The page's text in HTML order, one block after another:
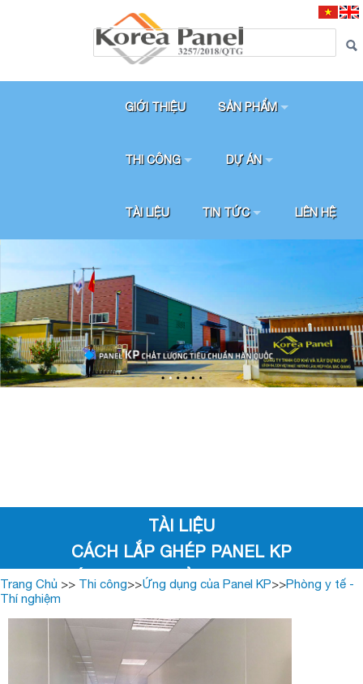
GIỚI THIỆU SẢN PHẨM
THI CÔNG DỰ ÁN
TÀI LIỆU TIN TỨC LIÊN HỆ
TÀI LIỆU
CÁCH LẮP GHÉP PANEL KP
ỨNG DỤNG CỦA PANEL KP
Trang Chủ >> Thi công>>Ứng dụng của Panel KP>>Phòng y tế -
Thí nghiệm